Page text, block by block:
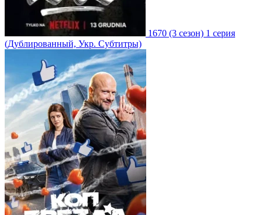
1670 (3 сезон) 1 серия
(Дублированный, Укр. Субтитры)